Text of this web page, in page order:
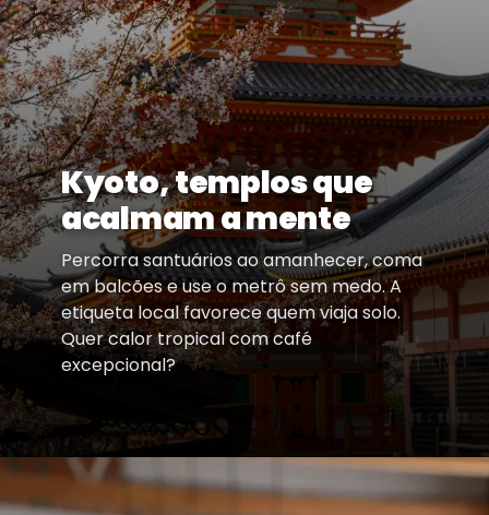
Kyoto, templos que
acalmam a mente
Percorra santuários ao amanhecer, coma
em balcões e use o metrô sem medo. A
etiqueta local favorece quem viaja solo.
Quer calor tropical com café
excepcional?